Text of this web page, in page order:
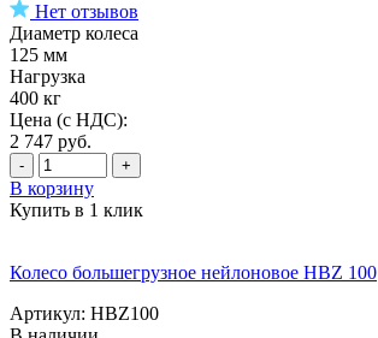
Нет отзывов
Диаметр колеса
125 мм
Нагрузка
400 кг
Цена (с НДС):
2 747 руб.
- +
В корзину
Купить в 1 клик
Колесо большегрузное нейлоновое HBZ 100
Артикул: HBZ100